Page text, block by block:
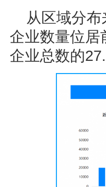
从区域分
企业数量位居
企业总数的